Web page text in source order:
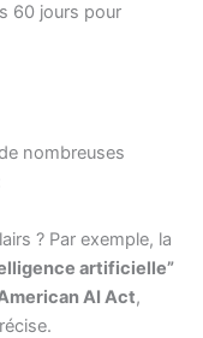
60 jours pour
nombreuses
? Par exemple, la
artificielle”
AI Act,